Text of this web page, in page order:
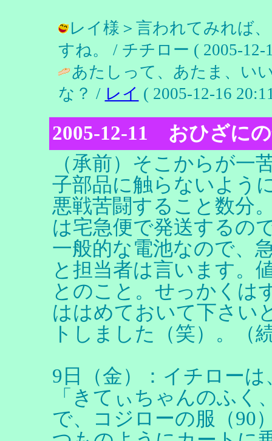
レイ様＞言われてみれば
すね。 / チチロー ( 2005-12-
あたしって、あたま、い
な？ / レイ ( 2005-12-16
2005-12-11 おひざに
（承前）そこからが一
子部品に触らないよう
悪戦苦闘すること数分
は宅急便で発送するの
一般的な電池なので、
と担当者は言います。
とのこと。せっかくは
ははめておいて下さい
トしました（笑）。（
9日（金）：イチローは
「きてぃちゃんのふく
で、コジローの服（90